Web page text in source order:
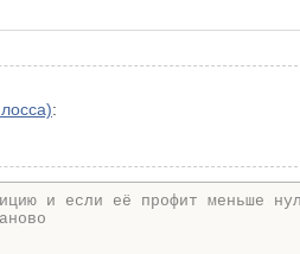
:
и если её профит меньше